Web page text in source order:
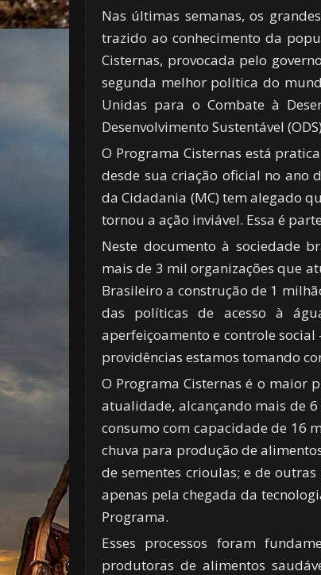
Nas últimas semanas, os
trazido ao conhecimento da
Cisternas, provocada pelo
segunda melhor política do
Unidas para o Combate à
Desenvolvimento Sustentável
O Programa Cisternas está
desde sua criação oficial no ano
da Cidadania (MC) tem alegado
tornou a ação inviável. Essa é
Neste documento à sociedade
mais de 3 mil organizações que
Brasileiro a construção de 1
das políticas de acesso à
aperfeiçoamento e controle social
providências estamos tomando
O Programa Cisternas é o maior
atualidade, alcançando mais de
consumo com capacidade de 16
chuva para produção de
de sementes crioulas; e de
apenas pela chegada da
Programa.
Esses processos foram
produtoras de alimentos